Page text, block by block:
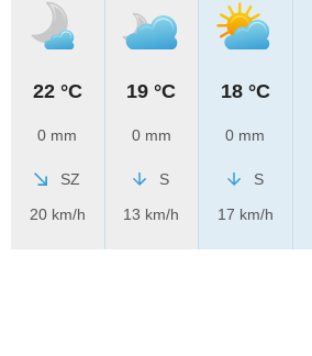
22 °C
0 mm
SZ
20 km/h
19 °C
0 mm
S
13 km/h
18 °C
0 mm
S
17 km/h